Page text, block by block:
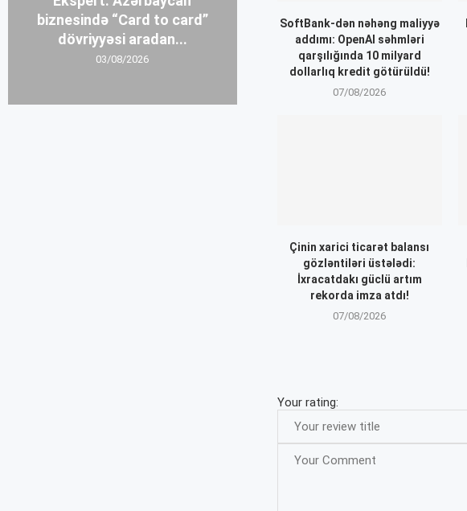
SoftBank-dən nəhəng maliyyə
addımı: OpenAI səhmləri
qarşılığında 10 milyard
dollarlıq kredit götürüldü!
07/08/2026
Çinin xarici ticarət balansı
gözləntiləri üstələdi:
İxracatdakı güclü artım
rekorda imza atdı!
07/08/2026
Your rating:
biznesində “Card to card”
dövriyyəsi aradan...
03/08/2026